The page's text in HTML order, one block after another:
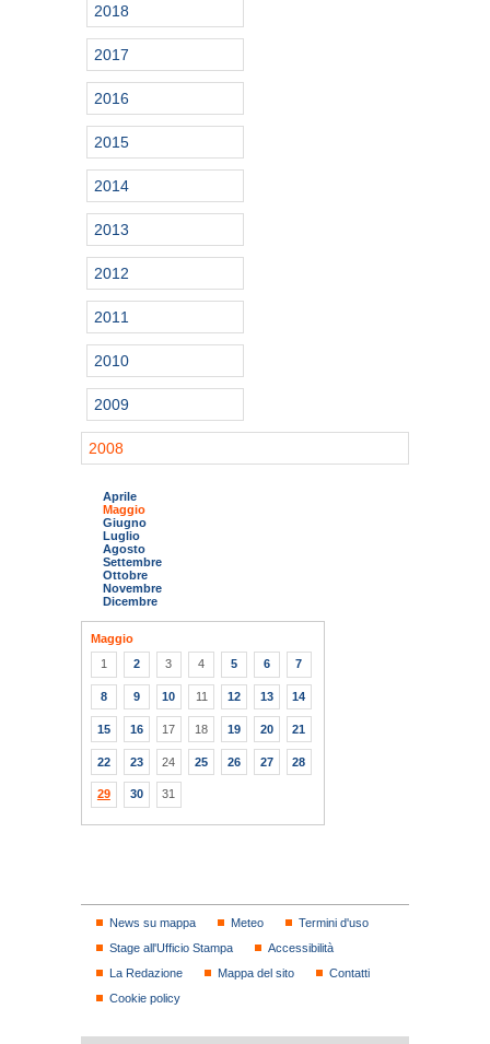
2018
2017
2016
2015
2014
2013
2012
2011
2010
2009
2008
Aprile
Maggio
Giugno
Luglio
Agosto
Settembre
Ottobre
Novembre
Dicembre
Maggio
1
2 3 4 5 6 7
8 9 10 11 12 13 14
15 16 17 18 19 20 21
22 23 24 25 26 27 28
29 30 31
News su mappa Meteo
Termini d'uso
Stage all'Ufficio Stampa
Accessibilità
La Redazione
Mappa del sito
Contatti
Cookie policy